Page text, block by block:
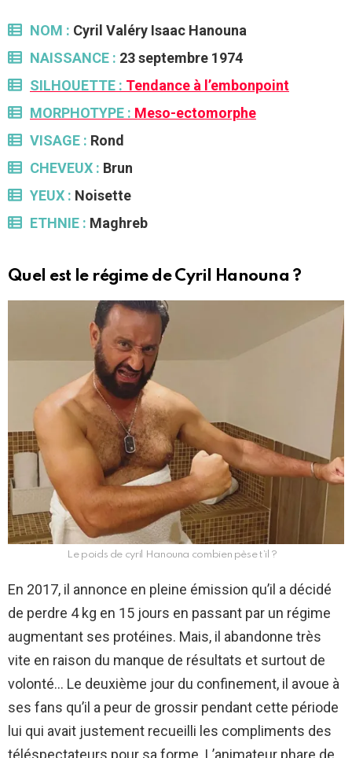
NOM : Cyril Valéry Isaac Hanouna
NAISSANCE : 23 septembre 1974
SILHOUETTE : Tendance à l’embonpoint
MORPHOTYPE : Meso-ectomorphe
VISAGE : Rond
CHEVEUX : Brun
YEUX : Noisette
ETHNIE : Maghreb
Quel est le régime de Cyril Hanouna ?
Le poids de cyril Hanouna combien pèse t’il ?
En 2017, il annonce en pleine émission qu’il a décidé
de perdre 4 kg en 15 jours en passant par un régime
augmentant ses protéines. Mais, il abandonne très
vite en raison du manque de résultats et surtout de
volonté… Le deuxième jour du confinement, il avoue à
ses fans qu’il a peur de grossir pendant cette période
lui qui avait justement recueilli les compliments des
téléspectateurs pour sa forme. L’animateur phare de